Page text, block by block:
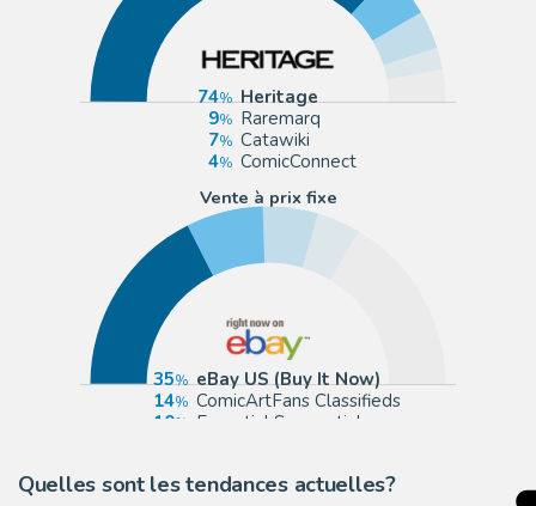
74
Heritage
9
Raremarq
7
Catawiki
4
ComicConnect
Vente à prix fixe
35
eBay US (Buy It Now)
14
ComicArtFans Classifieds
10
Essential Sequential
Quelles sont les tendances actuelles?